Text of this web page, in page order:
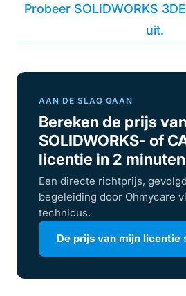
Probeer SOLIDWORKS
uit.
AAN DE SLAG GAAN
Bereken de prijs
SOLIDWORKS- of
licentie in 2 minuten
Een directe richtprijs,
begeleiding door Ohmycare
technicus.
De prijs van mijn licentie